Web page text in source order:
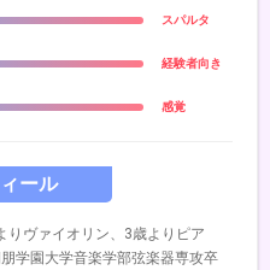
ール
りヴァイオリン、3歳よりピア
学園大学音楽学部弦楽器専攻卒
スパルタ
経験者向き
感覚